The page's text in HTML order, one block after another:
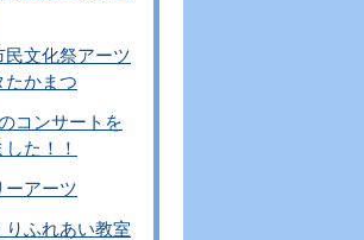
民文化祭アーツ
たかまつ
コンサートを
た！！
ーアーツ
りふれあい教室